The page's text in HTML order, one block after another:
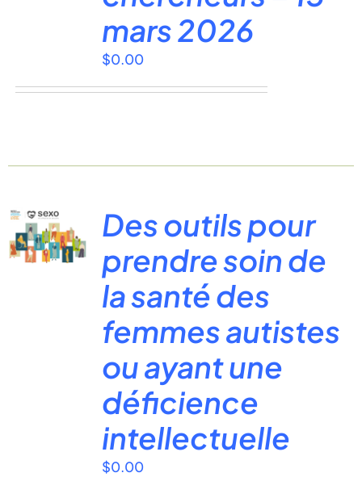
mars 2026
$0.00
Des outils pour
prendre soin de
la santé des
femmes autistes
ou ayant une
déficience
intellectuelle
$0.00